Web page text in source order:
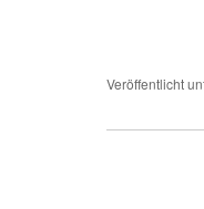
Veröffentlicht